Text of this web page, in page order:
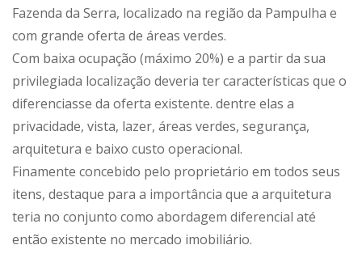
Fazenda da Serra, localizado na região da Pampulha e
com grande oferta de áreas verdes.
Com baixa ocupação (máximo 20%) e a partir da sua
privilegiada localização deveria ter características que o
diferenciasse da oferta existente. dentre elas a
privacidade, vista, lazer, áreas verdes, segurança,
arquitetura e baixo custo operacional.
Finamente concebido pelo proprietário em todos seus
itens, destaque para a importância que a arquitetura
teria no conjunto como abordagem diferencial até
então existente no mercado imobiliário.